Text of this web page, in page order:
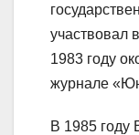
участвовал
1983 году
журнале
В 1985 году